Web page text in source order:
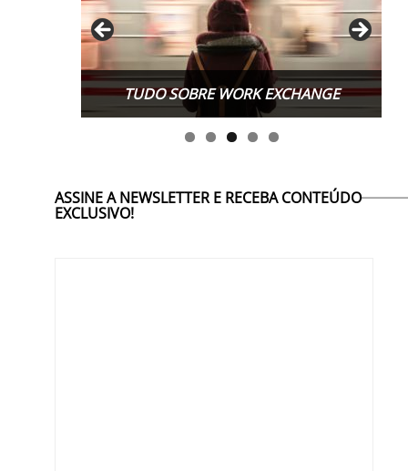
TUDO SOBRE WORK EXCHANGE
ASSINE A NEWSLETTER E RECEBA CONTEÚDO
EXCLUSIVO!